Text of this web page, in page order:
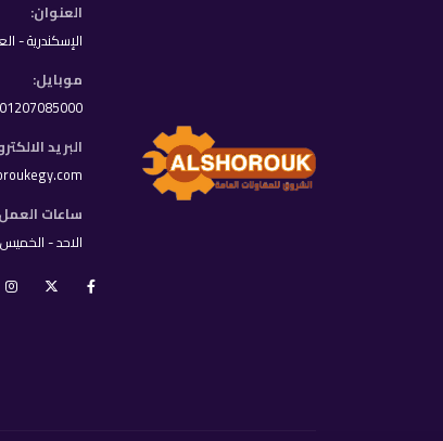
العنوان:
الإسكندرية -
موبايل:
01207085000 - 01033395949
البريد
ساعات
الاحد - الخميس / 9:00 ص -